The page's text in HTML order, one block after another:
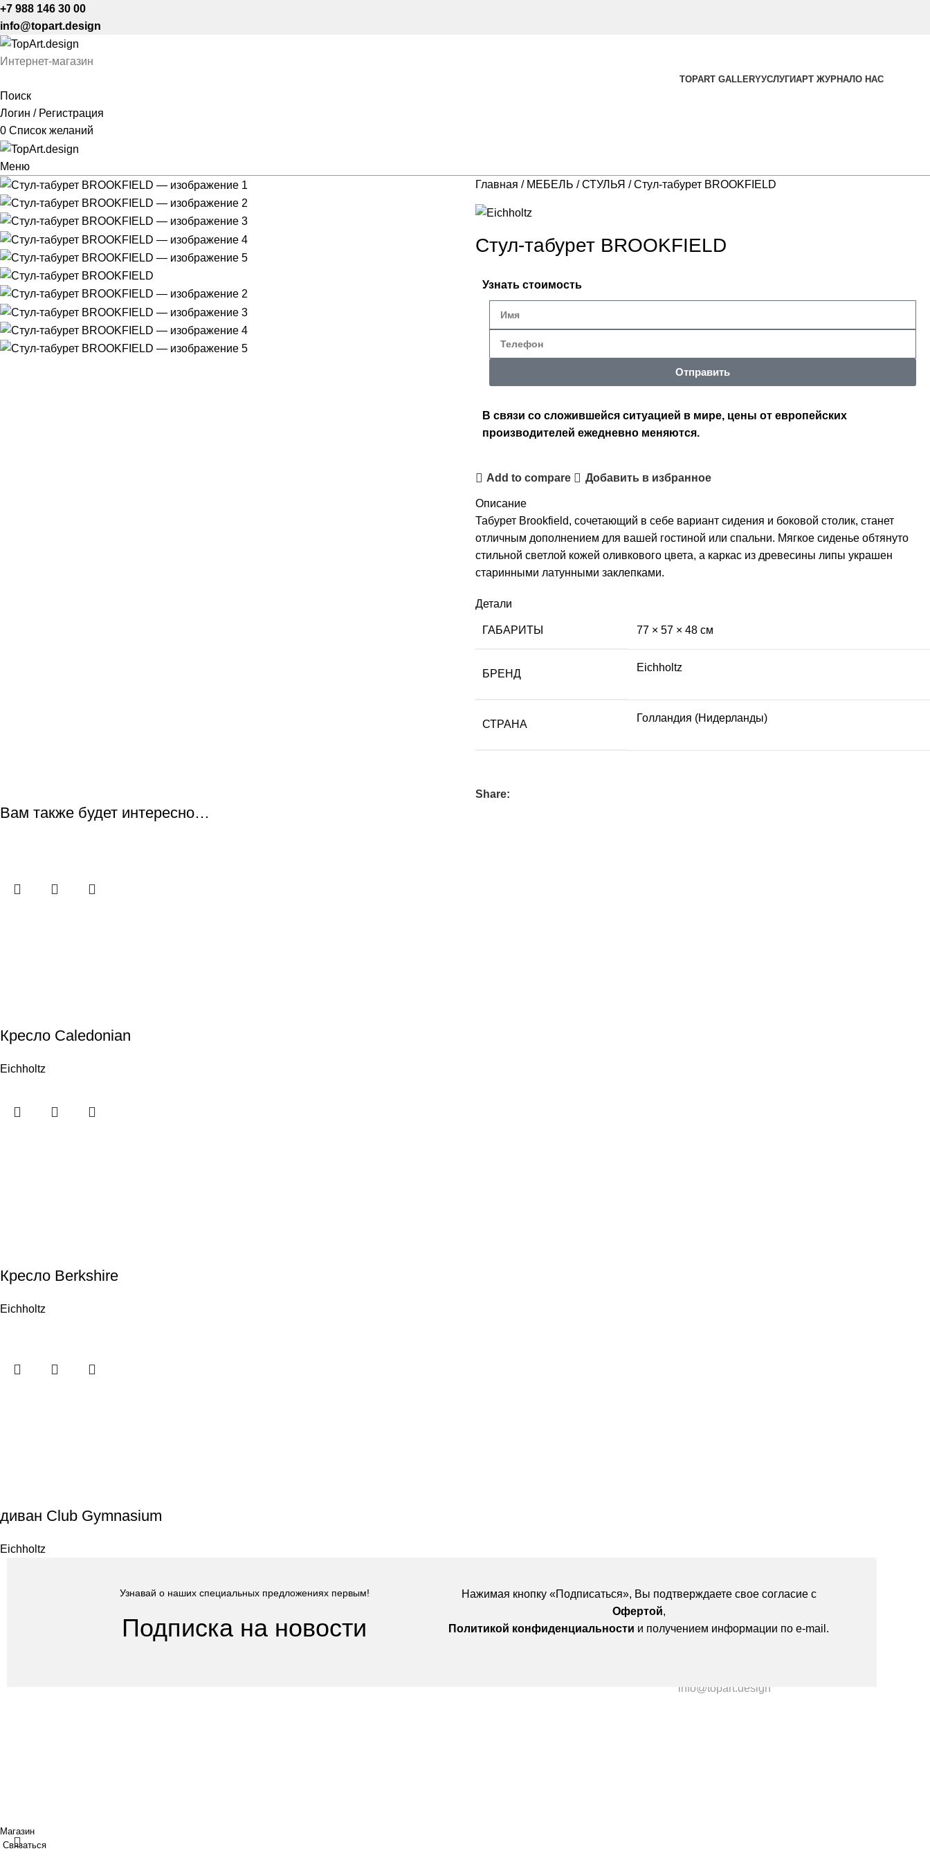
+7 988 146 30 00
info@topart.design
Интернет-магазин
TOPART GALLERYУСЛУГИАРТ ЖУРНАЛО НАС
Поиск
Логин / Регистрация
0 Список желаний
Меню
Главная
МЕБЕЛЬ СТУЛЬЯ Стул-табурет BROOKFIELD
Стул-табурет BROOKFIELD
Узнать стоимость
Отправить
В связи со сложившейся ситуацией в мире, цены от европейских
производителей ежедневно меняются.
Add to compare Добавить в избранное
Описание
Табурет Brookfield, сочетающий в себе вариант сидения и боковой столик, станет
отличным дополнением для вашей гостиной или спальни. Мягкое сиденье обтянуто
стильной светлой кожей оливкового цвета, а каркас из древесины липы украшен
старинными латунными заклепками.
Детали
ГАБАРИТЫ 77 × 57 × 48 см
БРЕНД
Eichholtz
СТРАНА
Голландия (Нидерланды)
Share:
Вам также будет интересно…
Кресло Caledonian
Eichholtz
Кресло Berkshire
Eichholtz
диван Club Gymnasium
Eichholtz
Узнавай о наших специальных предложениях первым!
Подписка на новости
Нажимая кнопку «Подписаться», Вы подтверждаете свое согласие с
Офертой,
Политикой конфиденциальности и получением информации по e-mail.
info@topart.design
Магазин
Связаться